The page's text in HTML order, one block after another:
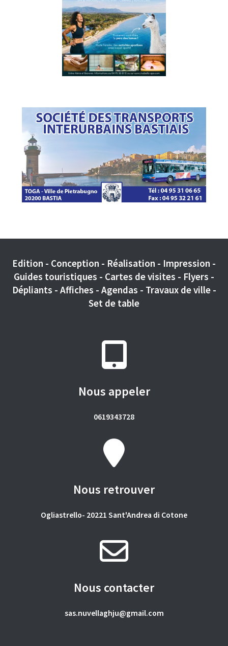
Edition - Conception - Réalisation - Impression -
Guides touristiques - Cartes de visites - Flyers -
Dépliants - Affiches - Agendas - Travaux de ville -
Set de table
Nous appeler
0619343728
Nous retrouver
Ogliastrello- 20221 Sant'Andrea di Cotone
Nous contacter
sas.nuvellaghju@gmail.com